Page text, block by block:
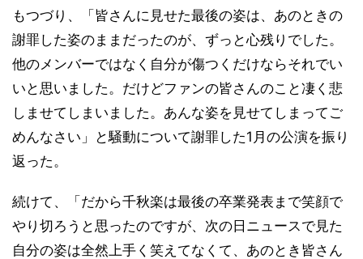
もつづり、「皆さんに見せた最後の姿は、あのときの
謝罪した姿のままだったのが、ずっと心残りでした。
他のメンバーではなく自分が傷つくだけならそれでい
いと思いました。だけどファンの皆さんのこと凄く悲
しませてしまいました。あんな姿を見せてしまってご
めんなさい」と騒動について謝罪した1月の公演を振り
返った。
続けて、「だから千秋楽は最後の卒業発表まで笑顔で
やり切ろうと思ったのですが、次の日ニュースで見た
自分の姿は全然上手く笑えてなくて、あのとき皆さん